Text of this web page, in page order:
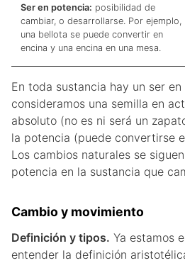
Ser en potencia: posibilidad de
cambiar, o desarrollarse. Por ejemplo,
una bellota se puede convertir en
encina y una encina en una mesa.
En toda sustancia hay un ser
consideramos una semilla en
absoluto (no es ni será un
la potencia (puede convertirse
Los cambios naturales se
potencia en la sustancia que
Cambio y movimiento
Definición y tipos. Ya estamos
entender la definición